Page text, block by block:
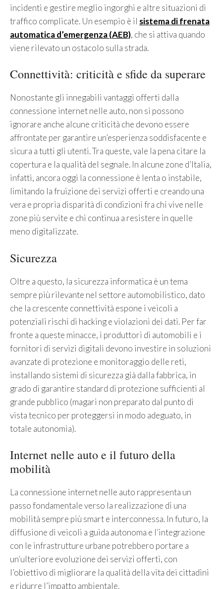
incidenti e gestire meglio ingorghi e altre situazioni di
traffico complicate. Un esempio è il sistema di frenata
automatica d’emergenza (AEB), che si attiva quando
viene rilevato un ostacolo sulla strada.
Connettività: criticità e sfide da superare
Nonostante gli innegabili vantaggi offerti dalla
connessione internet nelle auto, non si possono
ignorare anche alcune criticità che devono essere
affrontate per garantire un’esperienza soddisfacente e
sicura a tutti gli utenti. Tra queste, vale la pena citare la
copertura e la qualità del segnale. In alcune zone d’Italia,
infatti, ancora oggi la connessione è lenta o instabile,
limitando la fruizione dei servizi offerti e creando una
vera e propria disparità di condizioni fra chi vive nelle
zone più servite e chi continua a resistere in quelle
meno digitalizzate.
Sicurezza
Oltre a questo, la sicurezza informatica è un tema
sempre più rilevante nel settore automobilistico, dato
che la crescente connettività espone i veicoli a
potenziali rischi di hacking e violazioni dei dati. Per far
fronte a queste minacce, i produttori di automobili e i
fornitori di servizi digitali devono investire in soluzioni
avanzate di protezione e monitoraggio delle reti,
installando sistemi di sicurezza già dalla fabbrica, in
grado di garantire standard di protezione sufficienti al
grande pubblico (magari non preparato dal punto di
vista tecnico per proteggersi in modo adeguato, in
totale autonomia).
Internet nelle auto e il futuro della
mobilità
La connessione internet nelle auto rappresenta un
passo fondamentale verso la realizzazione di una
mobilità sempre più smart e interconnessa. In futuro, la
diffusione di veicoli a guida autonoma e l’integrazione
con le infrastrutture urbane potrebbero portare a
un’ulteriore evoluzione dei servizi offerti, con
l’obiettivo di migliorare la qualità della vita dei cittadini
e ridurre l’impatto ambientale.